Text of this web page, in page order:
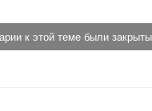
к этой теме были закрыты